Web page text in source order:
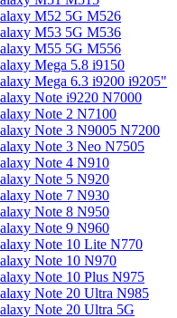
M52 5G M526
M53 5G M536
M55 5G M556
Mega 5.8 i9150
Mega 6.3 i9200 i9205"
Note i9220 N7000
Note 2 N7100
Note 3 N9005 N7200
Note 3 Neo N7505
Note 4 N910
Note 5 N920
Note 7 N930
Note 8 N950
Note 9 N960
Note 10 Lite N770
Note 10 N970
Note 10 Plus N975
Note 20 Ultra N985
Note 20 Ultra 5G